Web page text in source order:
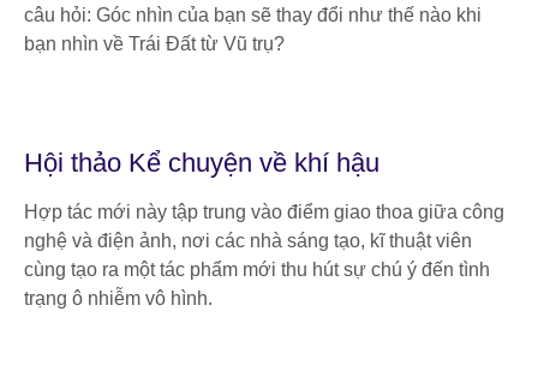
câu hỏi: Góc nhìn của bạn sẽ thay đổi như thế nào khi
bạn nhìn về Trái Đất từ Vũ trụ?
Hội thảo Kể chuyện về khí hậu
Hợp tác mới này tập trung vào điểm giao thoa giữa công
nghệ và điện ảnh, nơi các nhà sáng tạo, kĩ thuật viên
cùng tạo ra một tác phẩm mới thu hút sự chú ý đến tình
trạng ô nhiễm vô hình.